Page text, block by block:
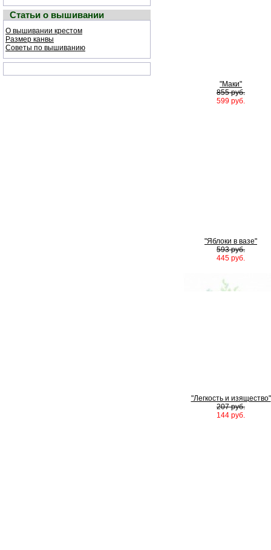
Статьи о вышивании
О вышивании крестом
Размер канвы
Советы по вышиванию
"Маки"
855 руб.
599 руб.
"Яблоки в вазе"
593 руб.
445 руб.
"Легкость и изящество"
207 руб.
144 руб.